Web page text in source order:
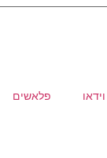
וידאו פלאשים